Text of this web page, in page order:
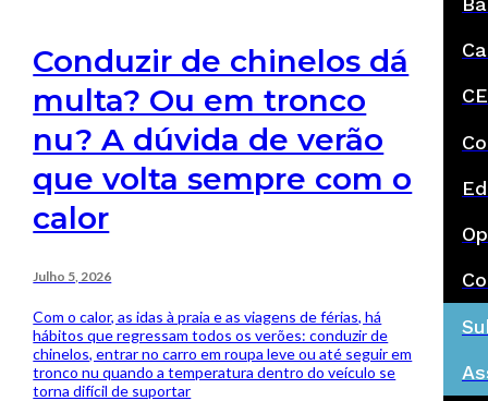
Conduzir de chinelos dá
multa? Ou em tronco
nu? A dúvida de verão
que volta sempre com o
calor
Julho 5, 2026
Com o calor, as idas à praia e as viagens de férias, há
hábitos que regressam todos os verões: conduzir de
chinelos, entrar no carro em roupa leve ou até seguir em
tronco nu quando a temperatura dentro do veículo se
torna difícil de suportar